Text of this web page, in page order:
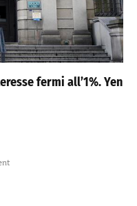
fermi all’1%. Yen